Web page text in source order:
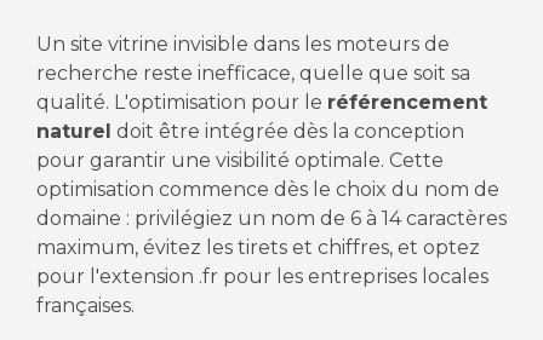
Un site vitrine invisible dans les moteurs de
recherche reste inefficace, quelle que soit sa
qualité. L'optimisation pour le référencement
naturel doit être intégrée dès la conception
pour garantir une visibilité optimale. Cette
optimisation commence dès le choix du nom de
domaine : privilégiez un nom de 6 à 14 caractères
maximum, évitez les tirets et chiffres, et optez
pour l'extension .fr pour les entreprises locales
françaises.